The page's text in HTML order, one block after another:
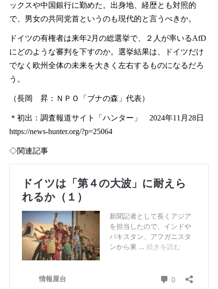
ックスや中国銀行に勤めた。出身地、経歴とも対照的
で、男女の共同党首というのも現代的と言うべきか。
ドイツの有権者は来年2月の総選挙で、２人が率いるAfD
にどのような審判を下すのか。選挙結果は、ドイツだけ
でなく欧州全体の未来を大きく左右するものになるだろ
う。
（長岡 昇：ＮＰＯ「ブナの森」代表）
＊初出：調査報道サイト「ハンター」 2024年11月28日
https://news-hunter.org/?p=25064
◇関連記事